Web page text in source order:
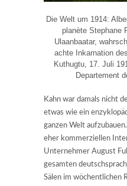
Die Welt um 1914:
planète Stephane
Ulaanbaatar,
achte Inkarnation
Kuthugtu, 17. Juli
Departement
Kahn war damals nicht
etwas wie ein
ganzen Welt
eher kommerziellen
Unternehmer August
gesamten
Sälen im wöchentlichen